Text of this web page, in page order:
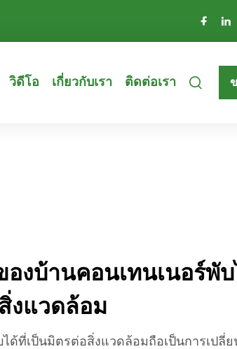
วิดีโอ เกี่ยวกับเรา ติดต่อเรา
งบ้านคอนเทนเนอร์พั
งแวดล้อม
ด้ที่เป็นมิตรต่อสิ่งแวดล้อมถือเป็นการเปลี่